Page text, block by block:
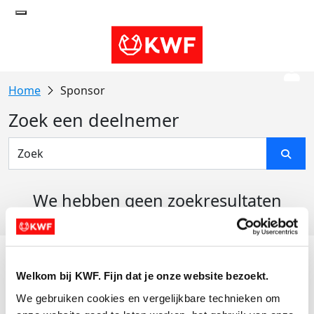
Welkom bij KWF. Fijn dat je onze website bezoekt.
We gebruiken cookies en vergelijkbare technieken om
Sponsor
Zoek een deelnemer
We hebben geen zoekresultaten
Actiematerialen
Evenementen